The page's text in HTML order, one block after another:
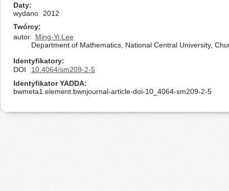
Daty
wydano
2012
Twórcy
autor
Ming-Yi Lee
Department of Mathematics, National Central University,
Identyfikatory
DOI
10.4064/sm209-2-5
Identyfikator YADDA
bwmeta1.element.bwnjournal-article-doi-10_4064-sm209-2-5